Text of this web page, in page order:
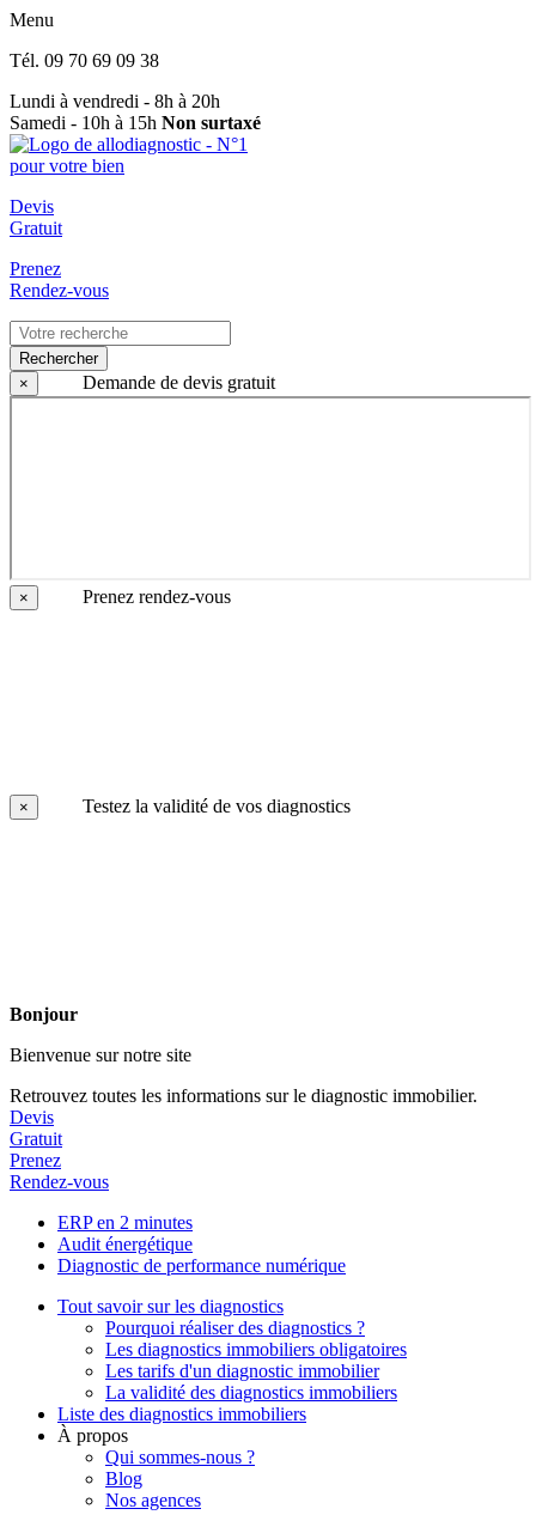
Menu
Tél. 09 70 69 09 38
Lundi à vendredi - 8h à 20h
Samedi - 10h à 15h Non surtaxé
Devis
Gratuit
Prenez
Rendez-vous
Rechercher
×
Demande de devis gratuit
× Prenez rendez-vous
× Testez la validité de vos diagnostics
Bonjour
Bienvenue sur notre site
Retrouvez toutes les informations sur le diagnostic immobilier.
Devis
Gratuit
Prenez
Rendez-vous
ERP en 2 minutes
Audit énergétique
Diagnostic de performance numérique
Tout savoir sur les diagnostics
Pourquoi réaliser des diagnostics ?
Les diagnostics immobiliers obligatoires
Les tarifs d'un diagnostic immobilier
La validité des diagnostics immobiliers
Liste des diagnostics immobiliers
À propos
Qui sommes-nous ?
Blog
Nos agences